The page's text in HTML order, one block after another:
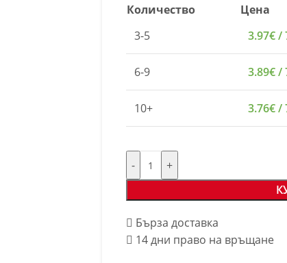
Количество Цена
3-5
3.97€/
6-9 3.89€/
10+ 3.76€/
-
+
Бърза доставка
14 дни право на връщане